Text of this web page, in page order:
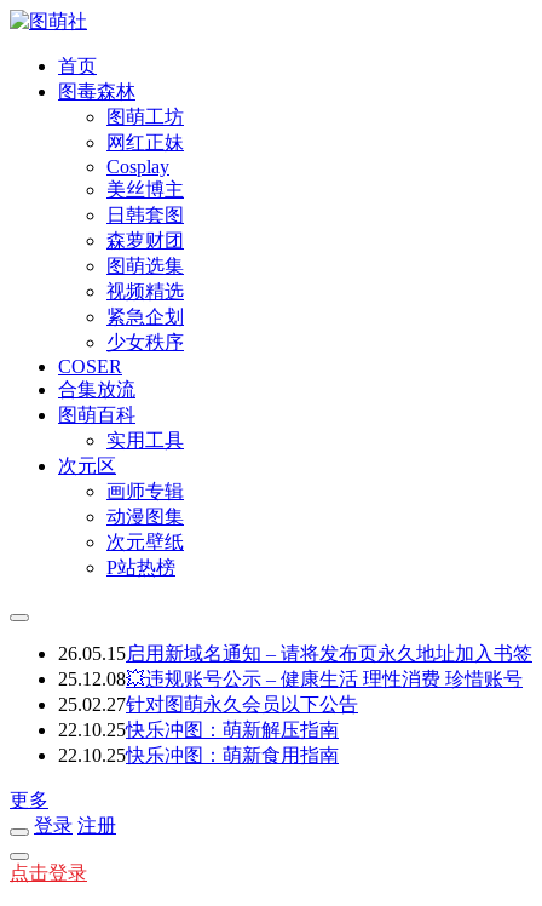
首页
图毒森林
图萌工坊
网红正妹
Cosplay
美丝博主
日韩套图
森萝财团
图萌选集
视频精选
紧急企划
少女秩序
COSER
合集放流
图萌百科
实用工具
次元区
画师专辑
动漫图集
次元壁纸
P站热榜
26.05.15启用新域名通知 – 请将发布页永久地址加入书签
25.12.08💥违规账号公示 – 健康生活 理性消费 珍惜账号
25.02.27针对图萌永久会员以下公告
22.10.25快乐冲图：萌新解压指南
22.10.25快乐冲图：萌新食用指南
更多
登录 注册
点击登录